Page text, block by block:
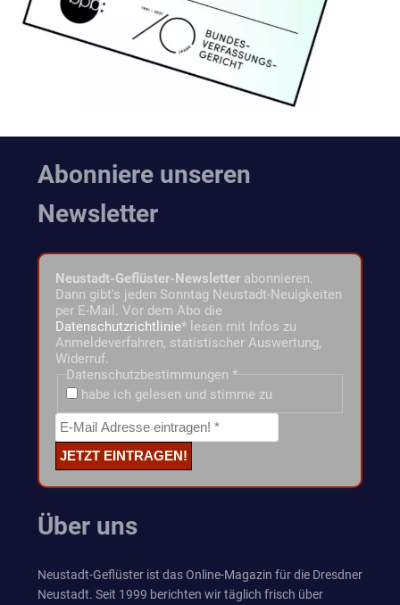
Abonniere unseren
Newsletter
Neustadt-Geflüster-Newsletter abonnieren.
Dann gibt's jeden Sonntag Neustadt-Neuigkeiten
per E-Mail. Vor dem Abo die
Datenschutzrichtlinie* lesen mit Infos zu
Anmeldeverfahren, statistischer Auswertung,
Widerruf.
Datenschutzbestimmungen *
habe ich gelesen und stimme zu
Über uns
Neustadt-Geflüster ist das Online-Magazin für die Dresdner
Neustadt. Seit 1999 berichten wir täglich frisch über